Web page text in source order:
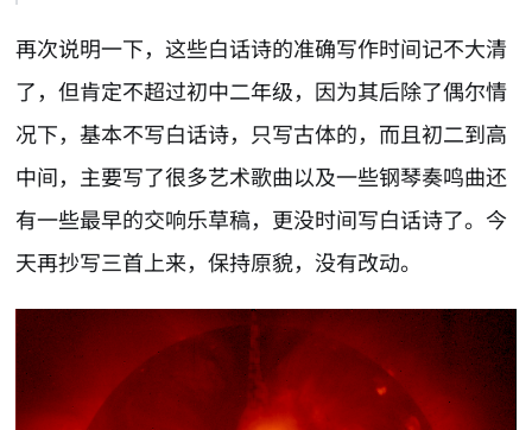
再次说明一下，这些白话诗的准确写作时间记不大清
了，但肯定不超过初中二年级，因为其后除了偶尔情
况下，基本不写白话诗，只写古体的，而且初二到高
中间，主要写了很多艺术歌曲以及一些钢琴奏鸣曲还
有一些最早的交响乐草稿，更没时间写白话诗了。今
天再抄写三首上来，保持原貌，没有改动。